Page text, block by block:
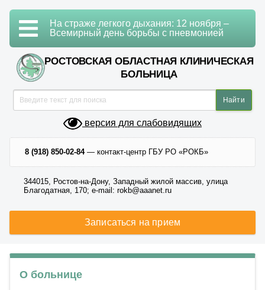
РОСТОВСКАЯ ОБЛАСТНАЯ КЛИНИЧЕСКАЯ
БОЛЬНИЦА
версия для слабовидящих
8 (918) 850-02-84— контакт-центр ГБУ РО «РОКБ»
344015, Ростов-на-Дону, Западный жилой массив, улица
Благодатная, 170; e-mail: rokb@aaanet.ru
Записаться на прием
На страже легкого дыхания: 12 ноября –
Всемирный день борьбы с пневмонией
О больнице